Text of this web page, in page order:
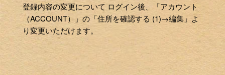
登録内容の変更について ログイン後、「アカウント
（ACCOUNT）」の「住所を確認する (1)→編集」よ
り変更いただけます。